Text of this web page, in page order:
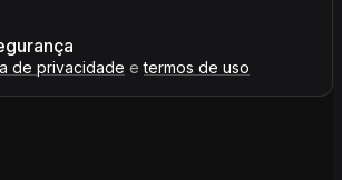
de privacidade etermos de uso